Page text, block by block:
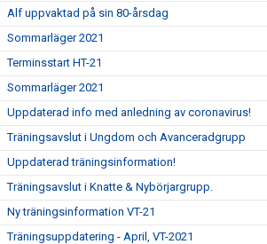
Alf uppvaktad på sin 80-årsdag
Sommarläger 2021
Terminsstart HT-21
Sommarläger 2021
Uppdaterad info med anledning av coronavirus!
Träningsavslut i Ungdom och Avanceradgrupp
Uppdaterad träningsinformation!
Träningsavslut i Knatte & Nybörjargrupp.
Ny träningsinformation VT-21
Träningsuppdatering - April, VT-2021